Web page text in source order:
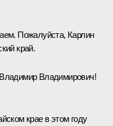
Пожалуйста, Карлин
край.
Владимирович!
крае в этом году